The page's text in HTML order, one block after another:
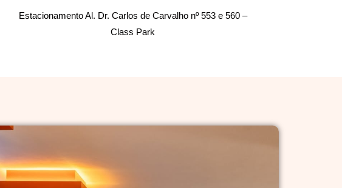
Estacionamento Al. Dr. Carlos de Carvalho nº 553 e 560 –
Class Park